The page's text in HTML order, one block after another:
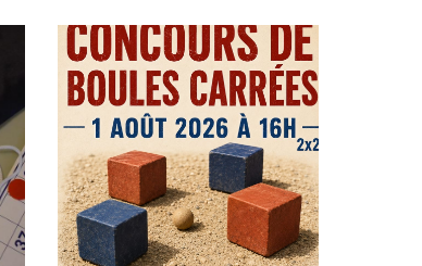
Concours de boules carrées
sponsorisé par l'entreprise
Norberto Andrade , Buvette et
restauration sur place